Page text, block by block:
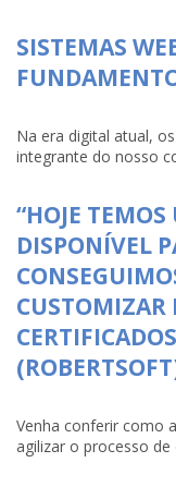
SISTEMAS
Na era digital atual,
integrante do nosso
“HOJE
DISPONÍVEL
CUSTOMIZAR
Venha conferir como
agilizar o processo